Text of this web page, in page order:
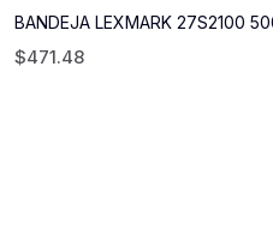
BANDEJA LEXMARK 27S2100
$471.48